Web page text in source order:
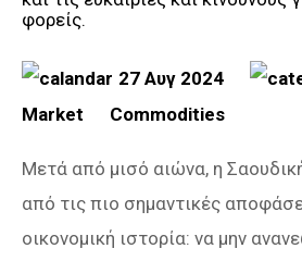
27 Αυγ 2024
Market
Commodities
Μετά από μισό αιώνα, η
από τις πιο σημαντικές
οικονομική ιστορία: να μην